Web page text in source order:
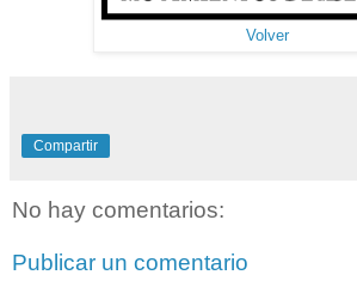
Volver
Compartir
No hay comentarios:
Publicar un comentario